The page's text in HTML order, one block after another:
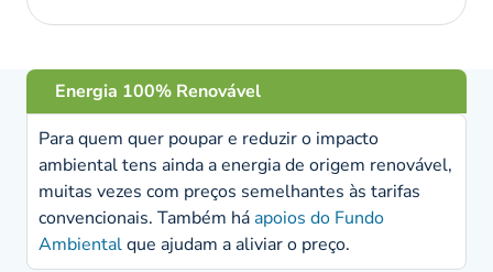
Energia 100% Renovável
Para quem quer poupar e reduzir o impacto
ambiental tens ainda a energia de origem renovável,
muitas vezes com preços semelhantes às tarifas
convencionais. Também háapoios do Fundo
Ambientalque ajudam a aliviar o preço.